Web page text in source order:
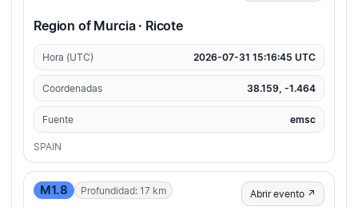
Region of Murcia · Ricote
Hora (UTC) 2026-07-31 15:16:45 UTC
Coordenadas 38.159, -1.464
Fuente emsc
SPAIN
M1.8 Profundidad: 17 km Abrir evento ↗